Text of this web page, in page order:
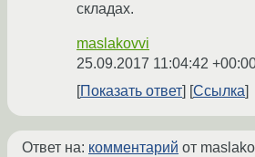
складах.
maslakovvi
25.09.2017 11:04:42
Показать ответ
Ссылка
Ответ на: комментарий от